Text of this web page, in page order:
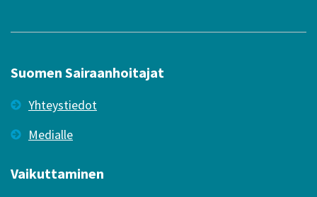
Suomen Sairaanhoitajat
Yhteystiedot
Medialle
Vaikuttaminen